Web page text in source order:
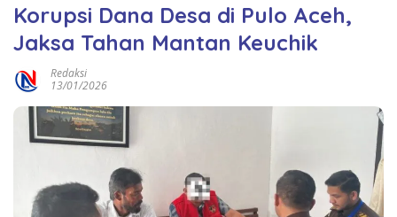
Korupsi Dana Desa di Pulo Aceh,
Jaksa Tahan Mantan Keuchik
Redaksi
13/01/2026